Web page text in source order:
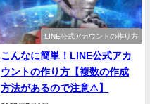
LINE公式アカウントの作り方
こんなに簡単！LINE公式アカ
ウントの作り方【複数の作成
方法があるので注意⚠】